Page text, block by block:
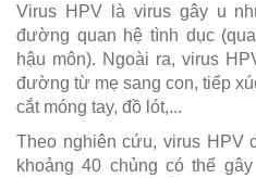
Virus HPV là virus gây u
đường quan hệ tình dục
hậu môn). Ngoài ra, virus
đường từ mẹ sang con, tiếp
cắt móng tay, đồ lót,...
Theo nghiên cứu, virus HPV
khoảng 40 chủng có thể